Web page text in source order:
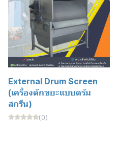
External Drum Screen
(เครื่องดักขยะแบบดรัม
สกรีน)
(0)